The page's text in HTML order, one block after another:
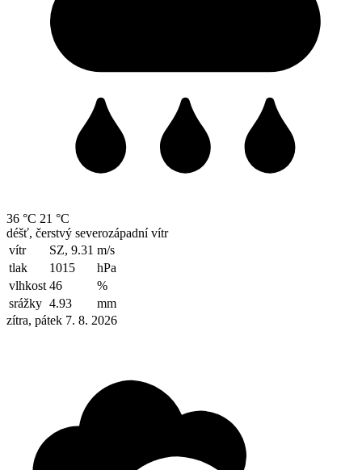
36 °C 21 °C
déšť, čerstvý severozápadní vítr
vítr
SZ, 9.31 m/s
tlak
1015
hPa
vlhkost 46
%
srážky 4.93
mm
zítra, pátek 7. 8. 2026